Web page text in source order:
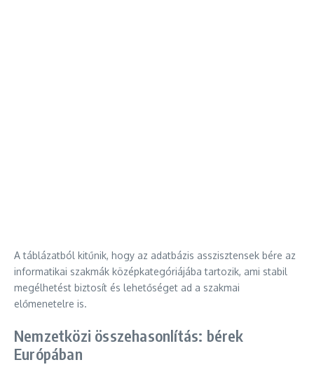
A táblázatból kitűnik, hogy az adatbázis asszisztensek bére az
informatikai szakmák középkategóriájába tartozik, ami stabil
megélhetést biztosít és lehetőséget ad a szakmai
előmenetelre is.
Nemzetközi összehasonlítás: bérek
Európában